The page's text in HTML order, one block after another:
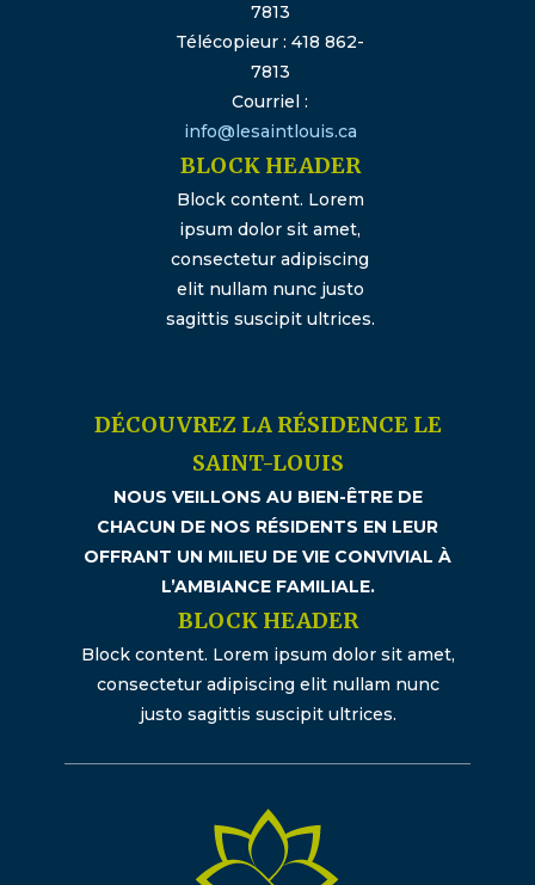
7813
Télécopieur : 418 862-
7813
Courriel :
info@lesaintlouis.ca
BLOCK HEADER
Block content. Lorem
ipsum dolor sit amet,
consectetur adipiscing
elit nullam nunc justo
sagittis suscipit ultrices.
DÉCOUVREZ LA RÉSIDENCE LE
SAINT-LOUIS
NOUS VEILLONS AU BIEN-ÊTRE DE
CHACUN DE NOS RÉSIDENTS EN LEUR
OFFRANT UN MILIEU DE VIE CONVIVIAL À
L’AMBIANCE FAMILIALE.
BLOCK HEADER
Block content. Lorem ipsum dolor sit amet,
consectetur adipiscing elit nullam nunc
justo sagittis suscipit ultrices.